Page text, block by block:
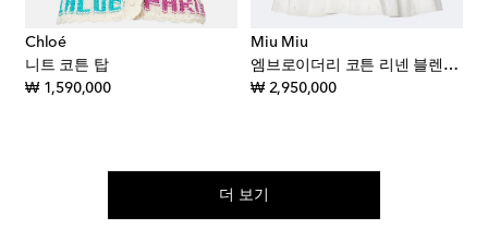
Chloé
니트 코튼 탑
₩ 1,590,000original price
Miu Miu
엠브로이더리 코튼 리넨 블렌드 탑
₩ 2,950,000original price
더 보기